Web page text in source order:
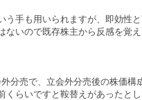
う手も用いられますが、即効性
ないので既存株主から反感を覚
分売で、立会外分売後の株価構
くらいですと鞍替えがあったと